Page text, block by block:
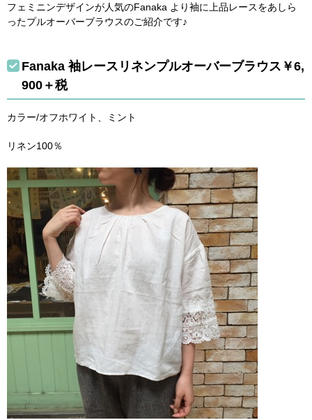
フェミニンデザインが人気のFanaka より袖に上品レースをあしら
ったプルオーバーブラウスのご紹介です♪
Fanaka 袖レースリネンプルオーバーブラウス￥6,
900＋税
カラー/オフホワイト、ミント
リネン100％